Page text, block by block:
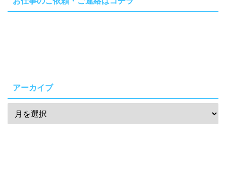
アーカイブ